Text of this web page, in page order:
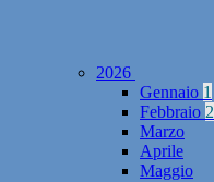
2026
Gennaio 1
Febbraio 2
Marzo
Aprile
Maggio